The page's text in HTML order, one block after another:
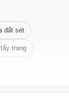
đất sét
trang